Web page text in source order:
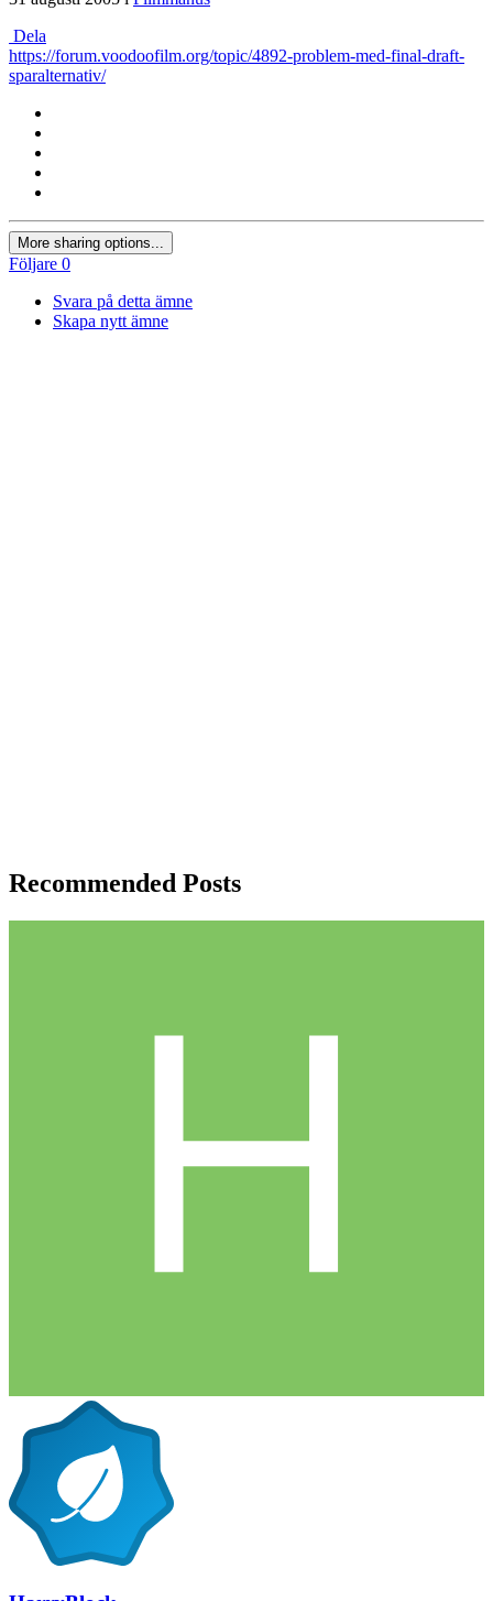
Dela
https://forum.voodoofilm.org/topic/4892-problem-med-final-draft-
sparalternativ/
More sharing options...
Följare 0
Svara på detta ämne
Skapa nytt ämne
Recommended Posts